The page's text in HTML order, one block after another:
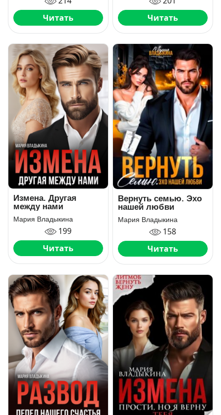
Читать
Читать
Измена. Другая
между нами
Мария Владыкина
199
Читать
Вернуть семью. Эхо
нашей любви
Мария Владыкина
158
Читать